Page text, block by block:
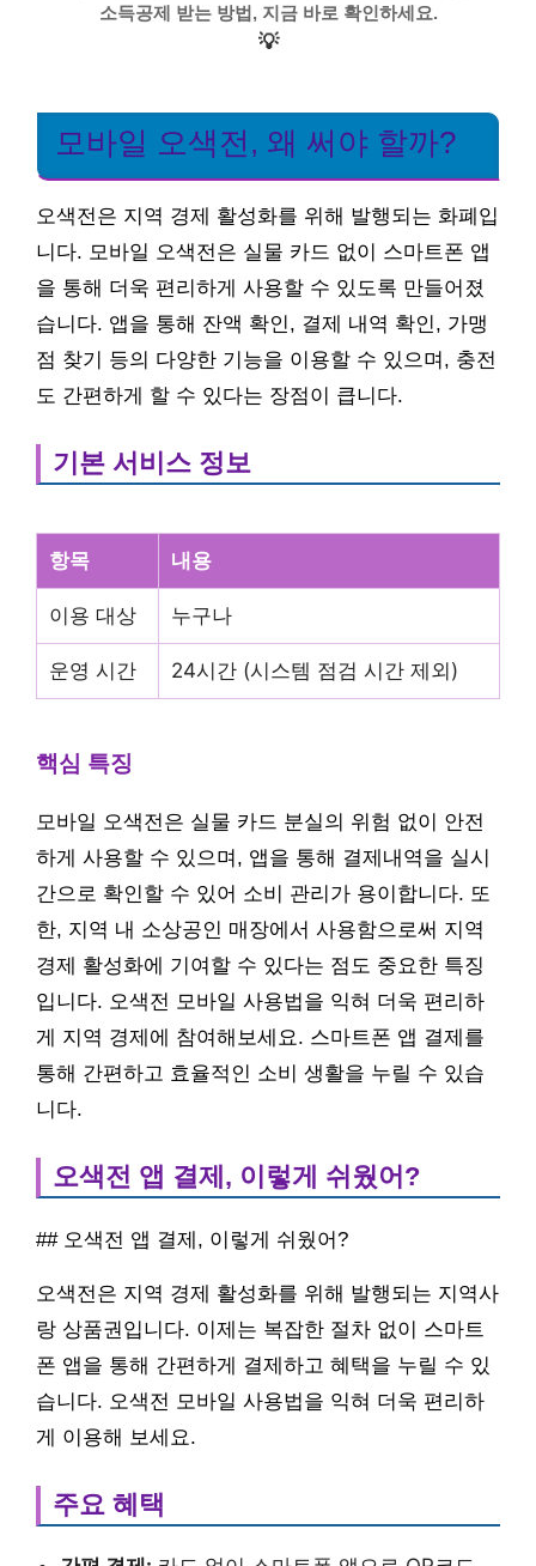
소득공제 받는 방법, 지금 바로 확인하세요.
💡
모바일 오색전, 왜 써야 할까?
오색전은 지역 경제 활성화를 위해 발행되는 화폐입
니다. 모바일 오색전은 실물 카드 없이 스마트폰 앱
을 통해 더욱 편리하게 사용할 수 있도록 만들어졌
습니다. 앱을 통해 잔액 확인, 결제 내역 확인, 가맹
점 찾기 등의 다양한 기능을 이용할 수 있으며, 충전
도 간편하게 할 수 있다는 장점이 큽니다.
기본 서비스 정보
항목 내용
이용 대상 누구나
운영 시간 24시간 (시스템 점검 시간 제외)
핵심 특징
모바일 오색전은 실물 카드 분실의 위험 없이 안전
하게 사용할 수 있으며, 앱을 통해 결제내역을 실시
간으로 확인할 수 있어 소비 관리가 용이합니다. 또
한, 지역 내 소상공인 매장에서 사용함으로써 지역
경제 활성화에 기여할 수 있다는 점도 중요한 특징
입니다. 오색전 모바일 사용법을 익혀 더욱 편리하
게 지역 경제에 참여해보세요. 스마트폰 앱 결제를
통해 간편하고 효율적인 소비 생활을 누릴 수 있습
니다.
오색전 앱 결제, 이렇게 쉬웠어?
## 오색전 앱 결제, 이렇게 쉬웠어?
오색전은 지역 경제 활성화를 위해 발행되는 지역사
랑 상품권입니다. 이제는 복잡한 절차 없이 스마트
폰 앱을 통해 간편하게 결제하고 혜택을 누릴 수 있
습니다. 오색전 모바일 사용법을 익혀 더욱 편리하
게 이용해 보세요.
주요 혜택